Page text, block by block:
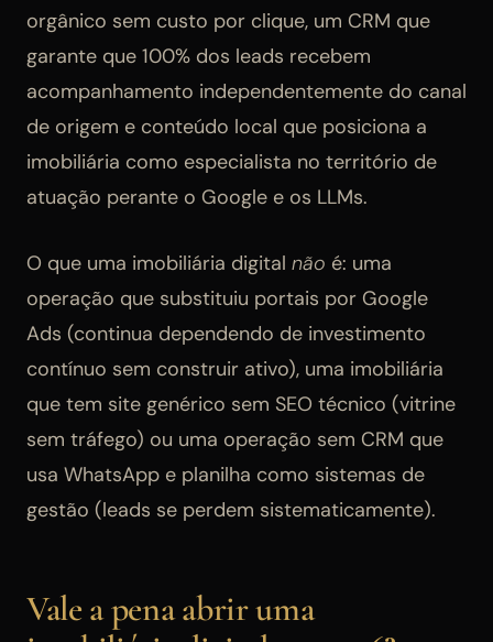
orgânico sem custo por clique, um CRM que
garante que 100% dos leads recebem
acompanhamento independentemente do canal
de origem e conteúdo local que posiciona a
imobiliária como especialista no território de
atuação perante o Google e os LLMs.
O que uma imobiliária digital não é: uma
operação que substituiu portais por Google
Ads (continua dependendo de investimento
contínuo sem construir ativo), uma imobiliária
que tem site genérico sem SEO técnico (vitrine
sem tráfego) ou uma operação sem CRM que
usa WhatsApp e planilha como sistemas de
gestão (leads se perdem sistematicamente).
Vale a pena abrir uma